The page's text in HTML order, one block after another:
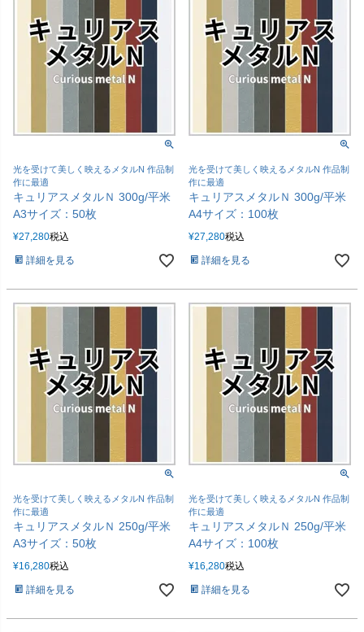
光を受けて美しく映えるメタルN 作品制
作に最適
キュリアスメタルＮ 300g/平米
A3サイズ：50枚
¥27,280税込
詳細を見る
光を受けて美しく映えるメタルN 作品制
作に最適
キュリアスメタルＮ 300g/平米
A4サイズ：100枚
¥27,280税込
詳細を見る
光を受けて美しく映えるメタルN 作品制
作に最適
キュリアスメタルＮ 250g/平米
A3サイズ：50枚
¥16,280税込
詳細を見る
光を受けて美しく映えるメタルN 作品制
作に最適
キュリアスメタルＮ 250g/平米
A4サイズ：100枚
¥16,280税込
詳細を見る